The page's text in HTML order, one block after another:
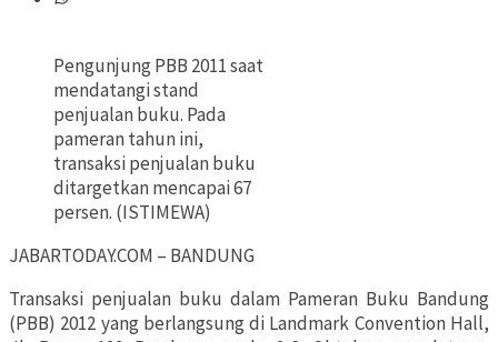
Pengunjung PBB 2011 saat
mendatangi stand
penjualan buku. Pada
pameran tahun ini,
transaksi penjualan buku
ditargetkan mencapai 67
persen. (ISTIMEWA)
JABARTODAY.COM – BANDUNG
Transaksi penjualan buku dalam Pameran Buku Bandung
(PBB) 2012 yang berlangsung di Landmark Convention Hall,